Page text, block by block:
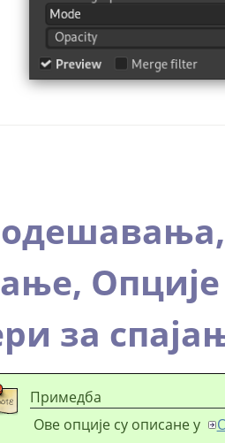
за
Примедба
Ове опције су описане у